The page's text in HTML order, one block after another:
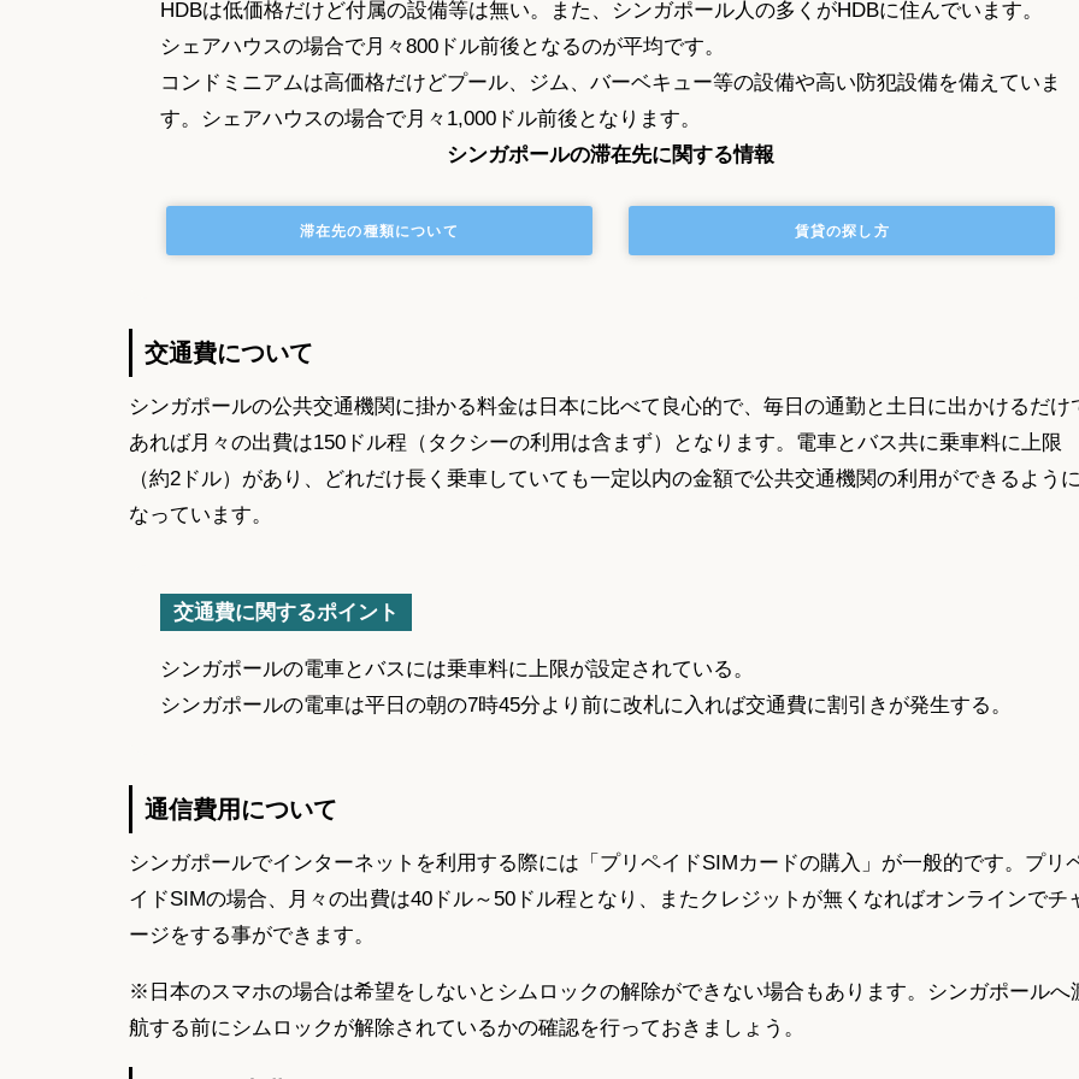
HDBは低価格だけど付属の設備等は無い。また、シンガポール人の多くがHDBに住んでいます。
シェアハウスの場合で月々800ドル前後となるのが平均です。
コンドミニアムは高価格だけどプール、ジム、バーベキュー等の設備や高い防犯設備を備えていま
す。シェアハウスの場合で月々1,000ドル前後となります。
シンガポールの滞在先に関する情報
滞在先の種類について 賃貸の探し方
交通費について
シンガポールの公共交通機関に掛かる料金は日本に比べて良心的で、毎日の通勤と土日に出かけるだけ
あれば月々の出費は150ドル程（タクシーの利用は含まず）となります。電車とバス共に乗車料に上限
（約2ドル）があり、どれだけ長く乗車していても一定以内の金額で公共交通機関の利用ができるよう
なっています。
交通費に関するポイント
シンガポールの電車とバスには乗車料に上限が設定されている。
シンガポールの電車は平日の朝の7時45分より前に改札に入れば交通費に割引きが発生する。
通信費用について
シンガポールでインターネットを利用する際には「プリペイドSIMカードの購入」が一般的です。プリ
イドSIMの場合、月々の出費は40ドル～50ドル程となり、またクレジットが無くなればオンラインでチ
ージをする事ができます。
※日本のスマホの場合は希望をしないとシムロックの解除ができない場合もあります。シンガポールへ
航する前にシムロックが解除されているかの確認を行っておきましょう。